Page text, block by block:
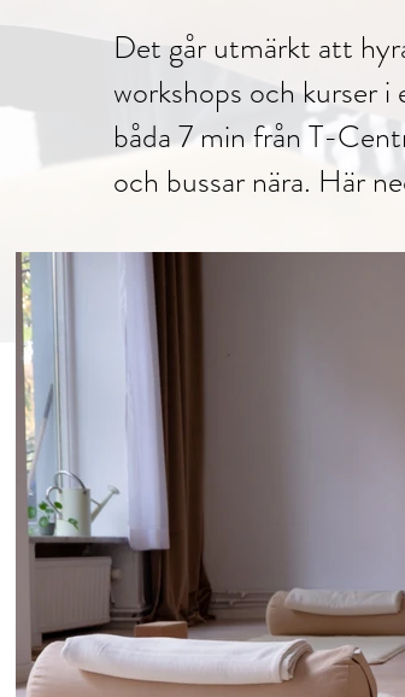
Det går utmärkt att
workshops och kurser
båda 7 min från T-
och bussar nära. ​Här